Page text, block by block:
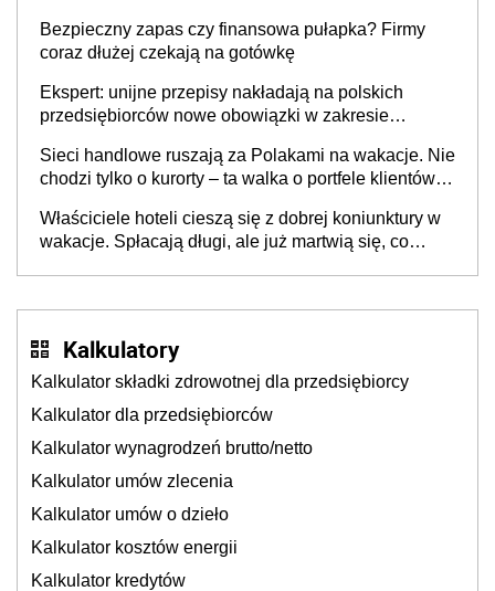
Bezpieczny zapas czy finansowa pułapka? Firmy
coraz dłużej czekają na gotówkę
Ekspert: unijne przepisy nakładają na polskich
przedsiębiorców nowe obowiązki w zakresie
Sieci handlowe ruszają za Polakami na wakacje. Nie
chodzi tylko o kurorty – ta walka o portfele klientów
cichu
Właściciele hoteli cieszą się z dobrej koniunktury w
wakacje. Spłacają długi, ale już martwią się, co
Kalkulatory
Kalkulator składki zdrowotnej dla przedsiębiorcy
Kalkulator dla przedsiębiorców
Kalkulator wynagrodzeń brutto/netto
Kalkulator umów zlecenia
Kalkulator umów o dzieło
Kalkulator kosztów energii
Kalkulator kredytów